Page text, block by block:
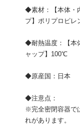
◆素材：【本体・
プ】ポリプロピレ
◆耐熱温度：【
ャップ】100℃
◆原産国：日本
◆注意点：
※完全密閉容器で
れがあります。